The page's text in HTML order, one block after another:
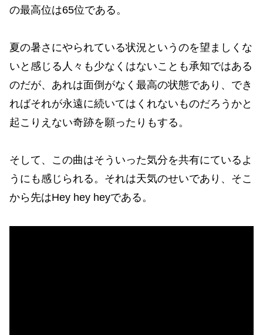
の最高位は65位である。
夏の暑さにやられている状況というのを望ましくな
いと感じる人々も少なくはないことも承知ではある
のだが、あれは面倒がなく最高の状態であり、でき
ればそれが永遠に続いてはくれないものだろうかと
起こりえない奇跡を願ったりもする。
そして、この曲はそういった気分を共有にているよ
うにも感じられる。それは天気のせいであり、そこ
から先はHey hey heyである。